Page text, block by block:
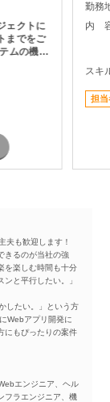
ェクトに
までをご
期的に
ていま
可能で
勤務
内
スキ
担当
夫も歓迎します！
きるのが当社の強
を楽しむ時間も十分
と平行したい。」
したい。」という方
Webアプリ開発に
にもぴったりの案件
エンジニア、ヘル
フラエンジニア、機